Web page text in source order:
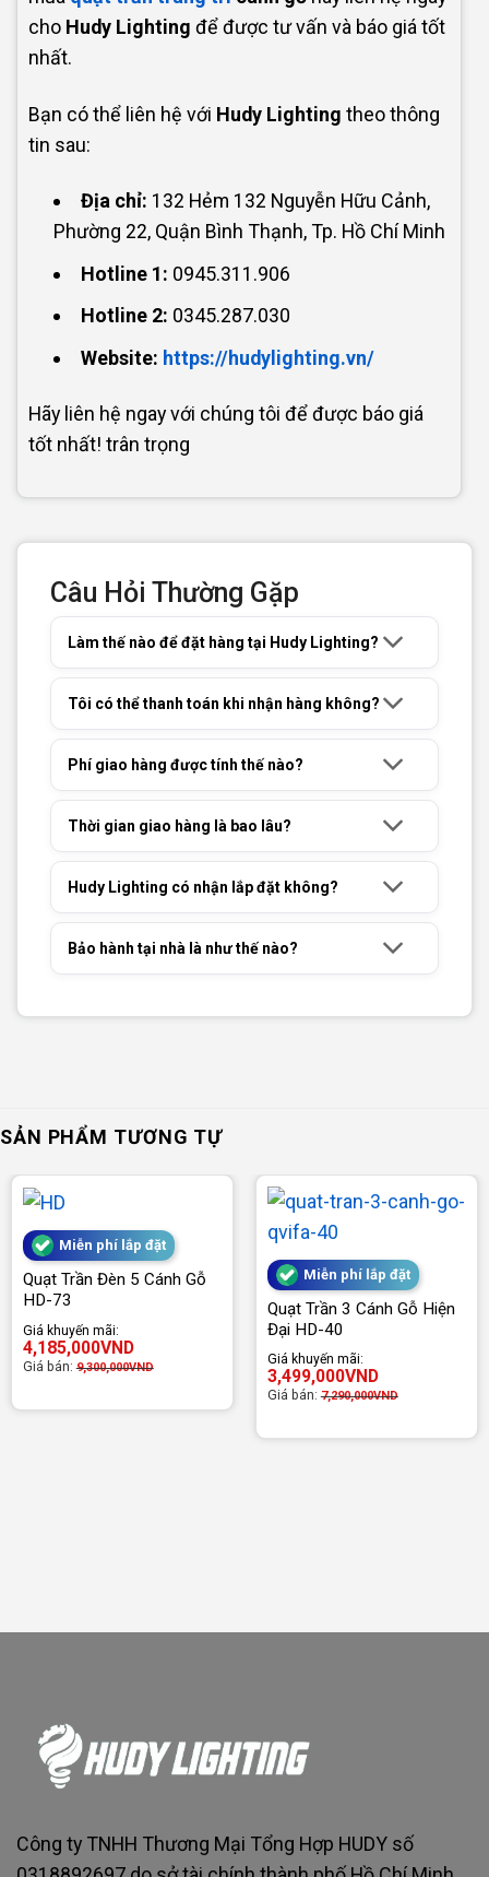
cho Hudy Lighting để được tư vấn và báo giá tốt
nhất.
Bạn có thể liên hệ với Hudy Lighting theo thông
tin sau:
Địa chỉ: 132 Hẻm 132 Nguyễn Hữu Cảnh,
Phường 22, Quận Bình Thạnh, Tp. Hồ Chí Minh
Hotline 1: 0945.311.906
Hotline 2: 0345.287.030
Website: https://hudylighting.vn/
Hãy liên hệ ngay với chúng tôi để được báo giá
tốt nhất! trân trọng
Câu Hỏi Thường Gặp
Làm thế nào để đặt hàng tại Hudy Lighting?
Tôi có thể thanh toán khi nhận hàng không?
Phí giao hàng được tính thế nào?
Thời gian giao hàng là bao lâu?
Hudy Lighting có nhận lắp đặt không?
Bảo hành tại nhà là như thế nào?
SẢN PHẨM TƯƠNG TỰ
Miễn phí lắp đặt
Quạt Trần Đèn 5 Cánh Gỗ
HD-73
Giá khuyến mãi:
4,185,000VND
Giá bán:9,300,000VND
Miễn phí lắp đặt
Quạt Trần 3 Cánh Gỗ Hiện
Đại HD-40
Giá khuyến mãi:
3,499,000VND
Giá bán:7,290,000VND
Công ty TNHH Thương Mại Tổng Hợp HUDY số